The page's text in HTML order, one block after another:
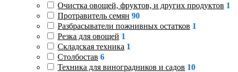
Очистка овощей, фруктов, и других продуктов 1
Протравитель семян 90
Разбрасыватели пожнивных остатков 1
Резка для овощей 1
Складская техника 1
Столбостав 6
Техника для виноградников и садов 10